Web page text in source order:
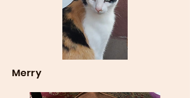
Merry